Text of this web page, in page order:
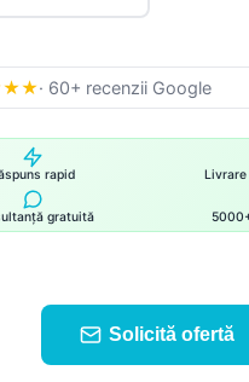
★★· 60+ recenzii Google
rapid
gratuită
Solicită ofertă